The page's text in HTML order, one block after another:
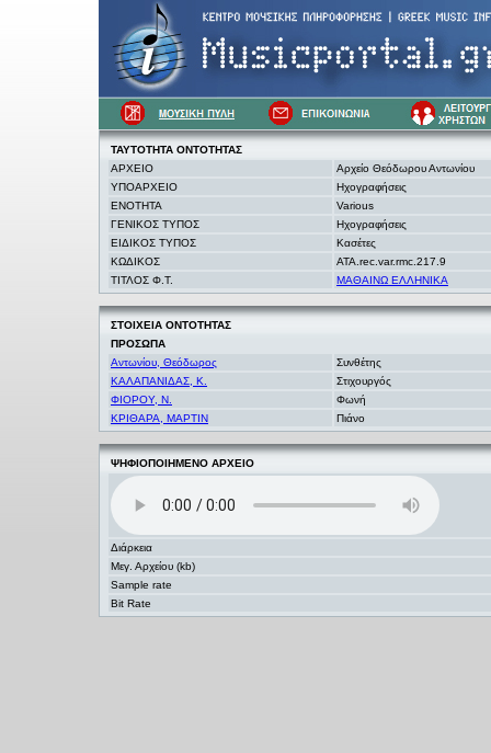
ΤΑΥΤΟΤΗΤΑ ΟΝΤΟΤΗΤΑΣ
ΑΡΧΕΙΟ
Αρχείο Θεόδωρου Αντωνίου
ΥΠΟΑΡΧΕΙΟ
Ηχογραφήσεις
ΕΝΟΤΗΤΑ
Various
ΓΕΝΙΚΟΣ ΤΥΠΟΣ
Ηχογραφήσεις
ΕΙΔΙΚΟΣ ΤΥΠΟΣ
Κασέτες
ΚΩΔΙΚΟΣ
ATA.rec.var.rmc.217.9
ΤΙΤΛΟΣ Φ.Τ.
ΜΑΘΑΙΝΩ ΕΛΛΗΝΙΚΑ
ΣΤΟΙΧΕΙΑ ΟΝΤΟΤΗΤΑΣ
ΠΡΟΣΩΠΑ
Αντωνίου, Θεόδωρος
Συνθέτης
ΚΑΛΑΠΑΝΙΔΑΣ, Κ.
Στιχουργός
ΦΙΟΡΟΥ, Ν.
Φωνή
ΚΡΙΘΑΡΑ, ΜΑΡΤΙΝ
Πιάνο
ΨΗΦΙΟΠΟΙΗΜΕΝΟ ΑΡΧΕΙΟ
Διάρκεια
Μεγ. Αρχείου (kb)
Sample rate
Bit Rate